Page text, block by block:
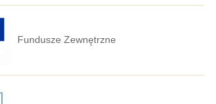
Fundusze Zewnętrzne